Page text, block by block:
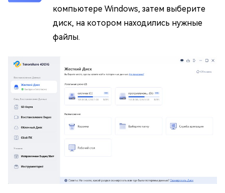
компьютере Windows, затем выберите
диск, на котором находились нужные
файлы.